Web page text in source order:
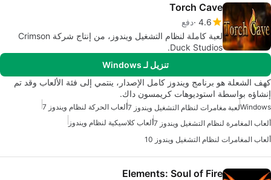
Torch Cave
4.6 دفع
لعبة كاملة لنظام التشغيل ويندوز، من إنتاج شركة Crimson
Duck Studios.
تنزيل لـ Windows
كهف الشعلة هو برنامج ويندوز كامل الإصدار، ينتمي إلى فئة الألعاب وقد تم
إنشاؤه بواسطة استوديوهات كريمسون داك.
Windowsلعبة مغامرات لنظام التشغيل ويندوز 7
ألعاب الحركة لنظام ويندوز 7
ألعاب المغامرة لنظام التشغيل ويندوز 7
ألعاب كلاسيكية لنظام ويندوز
ألعاب المغامرات لنظام التشغيل ويندوز 10
Elements: Soul of Fire